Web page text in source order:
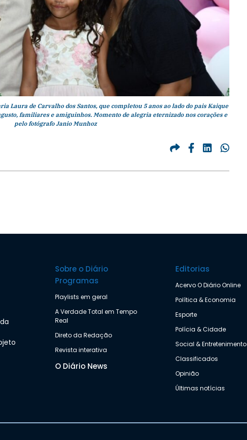
Laura de Carvalho dos Santos, que completou 5 anos ao lado do pais Kaique
familiares e amiguinhos. Momento de alegria eternizado nos corações e
pelo fotógrafo Janio Munhoz
Sobre o Diário
Programas
Playlists em geral
A Verdade Total em Tempo
Real
Direto da Redação
Revista interativa
O Diário News
Editorias
Acervo O Diário Online
Política & Economia
Esporte
Polícia & Cidade
Social & Entretenimento
Classificados
Opinião
Últimas notícias